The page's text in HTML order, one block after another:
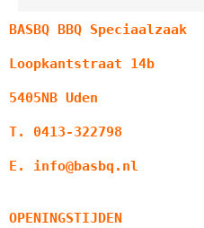
BASBQ BBQ Speciaalzaak
Loopkantstraat 14b
5405NB Uden
T. 0413-322798
E. info@basbq.nl
OPENINGSTIJDEN